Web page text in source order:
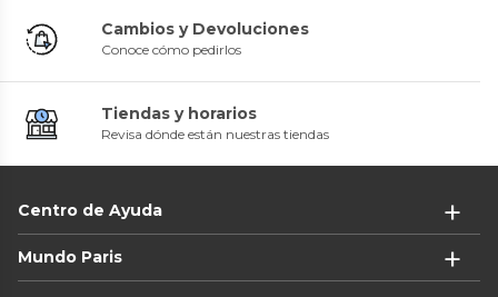
Cambios y Devoluciones
Conoce cómo pedirlos
Tiendas y horarios
Revisa dónde están nuestras tiendas
Centro de Ayuda
Mundo Paris